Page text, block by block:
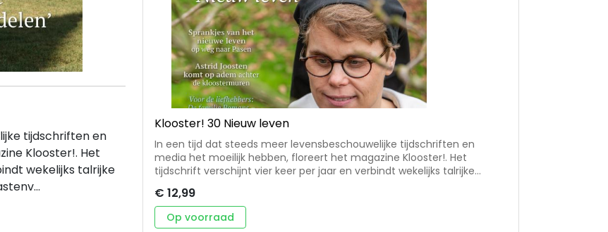
tijdschriften en
Klooster!. Het
wekelijks talrijke
Klooster! 30 Nieuw leven
In een tijd dat steeds meer levensbeschouwelijke tijdschriften en
media het moeilijk hebben, floreert het magazine Klooster!. Het
tijdschrift verschijnt vier keer per jaar en verbindt wekelijks talrijke
kloosters te vinden en koesteren de waarde van het kloosterleven.
Voorjaar 2025: Nieuw leven • Over al het nieuwe in ons leven, van een
klein kuikentje tot een inspirerend idee. • Tips uit het klooster: Hoe begin
€ 12,99
Op voorraad